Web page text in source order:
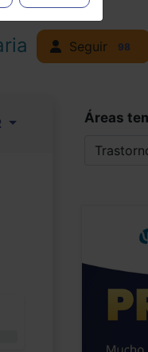
Seguir 98
Áreas